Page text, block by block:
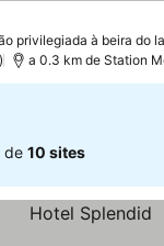
privilegiada à beira do
a 0.3 km de Station
de 10 sites